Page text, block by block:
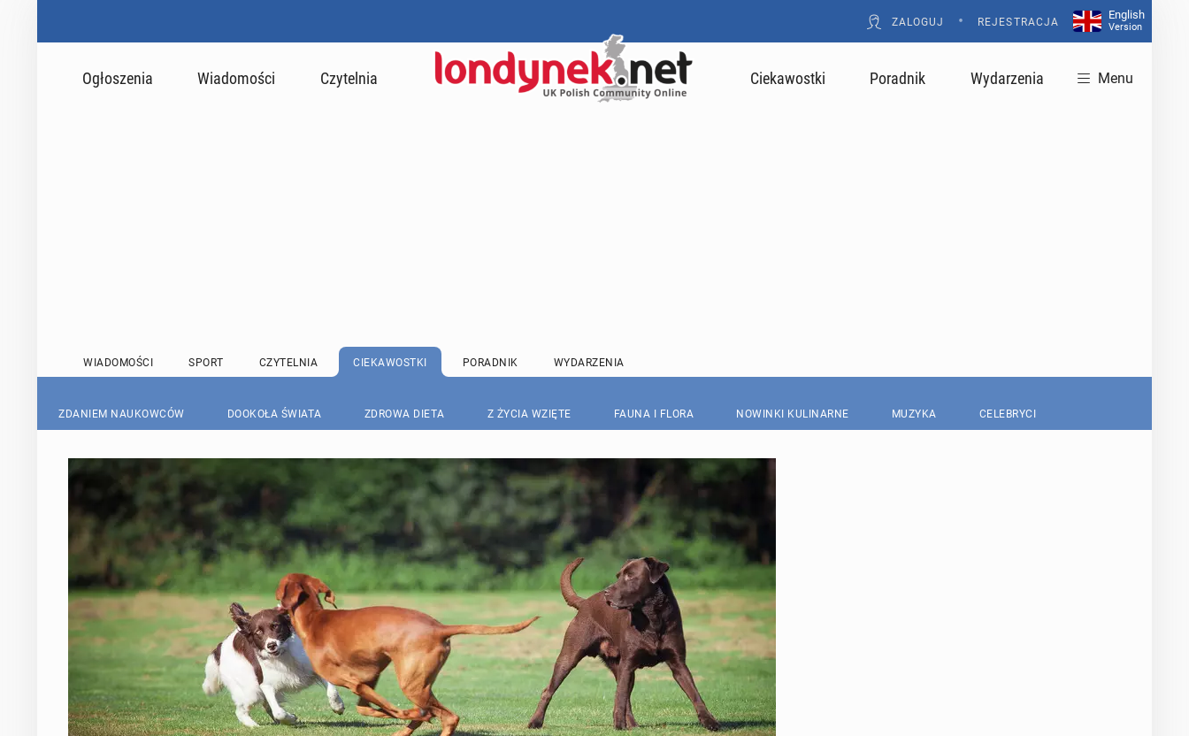
ZALOGUJ • REJESTRACJA
English
Version
Ogłoszenia Wiadomości Czytelnia Ciekawostki Poradnik Wydarzenia Menu
WIADOMOŚCI SPORT CZYTELNIA CIEKAWOSTKI PORADNIK WYDARZENIA
ZDANIEM NAUKOWCÓW DOOKOŁA ŚWIATA ZDROWA DIETA Z ŻYCIA WZIĘTE FAUNA I FLORA NOWINKI KULINARNE MUZYKA CELEBRYCI